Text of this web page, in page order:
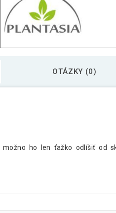
Umelý strom - fikus
OTÁZKY (0)
ho len ťažko odlíšiť od